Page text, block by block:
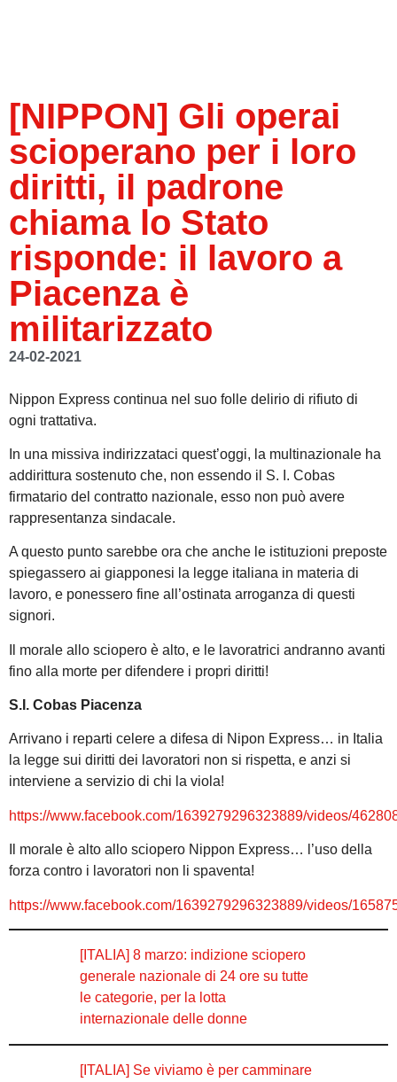
[NIPPON] Gli operai
scioperano per i loro
diritti, il padrone
chiama lo Stato
risponde: il lavoro a
Piacenza è
militarizzato
24-02-2021
Nippon Express continua nel suo folle delirio di rifiuto di
ogni trattativa.
In una missiva indirizzataci quest’oggi, la multinazionale ha
addirittura sostenuto che, non essendo il S. I. Cobas
firmatario del contratto nazionale, esso non può avere
rappresentanza sindacale.
A questo punto sarebbe ora che anche le istituzioni preposte
spiegassero ai giapponesi la legge italiana in materia di
lavoro, e ponessero fine all’ostinata arroganza di questi
signori.
Il morale allo sciopero è alto, e le lavoratrici andranno avanti
fino alla morte per difendere i propri diritti!
S.I. Cobas Piacenza
Arrivano i reparti celere a difesa di Nipon Express… in Italia
la legge sui diritti dei lavoratori non si rispetta, e anzi si
interviene a servizio di chi la viola!
https://www.facebook.com/1639279296323889/videos/
Il morale è alto allo sciopero Nippon Express… l’uso della
forza contro i lavoratori non li spaventa!
https://www.facebook.com/1639279296323889/videos/
[ITALIA] 8 marzo: indizione sciopero
generale nazionale di 24 ore su tutte
le categorie, per la lotta
internazionale delle donne
[ITALIA] Se viviamo è per camminare